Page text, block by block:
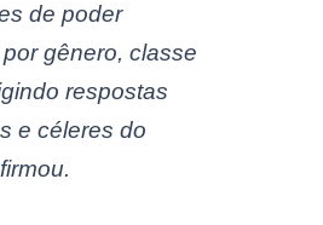
de poder
gênero, classe
respostas
e céleres do